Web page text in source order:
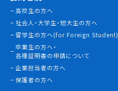
高校生の方へ
社会人・大学生・短大生の方へ
留学生の方へ(for Foreign Student)
卒業生の方へ・
各種証明書の申請について
企業担当者の方へ
保護者の方へ